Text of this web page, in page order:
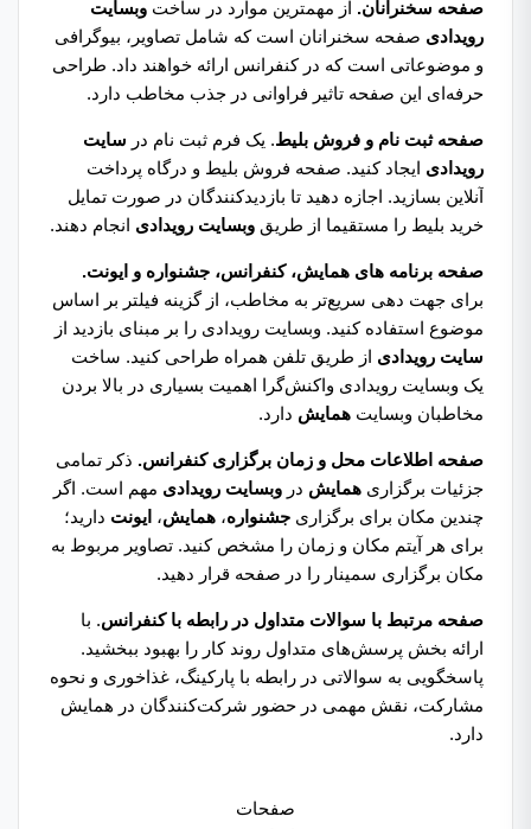
صفحه سخنرانان. از مهمترین موارد در ساخت وبسایت
رویدادی صفحه سخنرانان است که شامل تصاویر، بیوگرافی
و موضوعاتی است که در کنفرانس ارائه خواهند داد. طراحی
حرفه‌ای این صفحه تاثیر فراوانی در جذب مخاطب دارد.
صفحه ثبت نام و فروش بلیط. یک فرم ثبت نام در سایت
رویدادی ایجاد کنید. صفحه فروش بلیط و درگاه پرداخت
آنلاین بسازید. اجازه دهید تا بازدیدکنندگان در صورت تمایل
خرید بلیط را مستقیما از طریق وبسایت رویدادی انجام دهند.
صفحه برنامه‌ های همایش، کنفرانس، جشنواره و ایونت.
برای جهت دهی سریع‌تر به مخاطب، از گزینه فیلتر بر اساس
موضوع استفاده کنید. وبسایت رویدادی را بر مبنای بازدید از
سایت رویدادی از طریق تلفن همراه طراحی کنید. ساخت
یک وبسایت رویدادی واکنش‌گرا اهمیت بسیاری در بالا بردن
مخاطبان وبسایت همایش دارد.
صفحه اطلاعات محل و زمان برگزاری کنفرانس. ذکر تمامی
جزئیات برگزاری همایش در وبسایت رویدادی مهم است. اگر
چندین مکان برای برگزاری جشنواره، همایش، ایونت دارید؛
برای هر آیتم مکان و زمان را مشخص کنید. تصاویر مربوط به
مکان برگزاری سمینار را در صفحه قرار دهید.
صفحه مرتبط با سوالات متداول در رابطه با کنفرانس. با
ارائه بخش پرسش‌های متداول روند کار را بهبود ببخشید.
پاسخگویی به سوالاتی در رابطه با پارکینگ، غذاخوری و نحوه
مشارکت، نقش مهمی در حضور شرکت‌کنندگان در همایش
دارد.
صفحات